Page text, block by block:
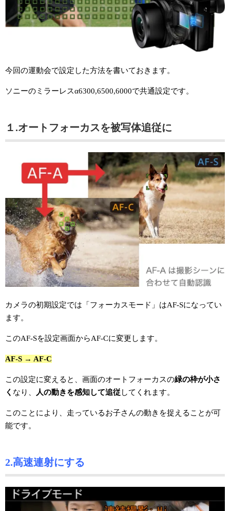
今回の運動会で設定した方法を書いておきます。
ソニーのミラーレスα6300,6500,6000で共通設定です。
１.オートフォーカスを被写体追従に
カメラの初期設定では「フォーカスモード」はAF-Sになってい
ます。
このAF-Sを設定画面からAF-Cに変更します。
AF-S → AF-C
この設定に変えると、画面のオートフォーカスの緑の枠が小さ
く なり、 人の動きを感知して追従 してくれます。
このことにより、走っているお子さんの動きを捉えることが可
能です。
2.高速連射にする